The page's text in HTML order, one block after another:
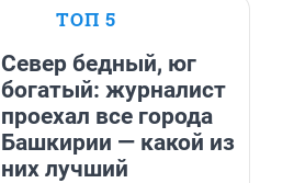
ТОП 5
Север бедный, юг
богатый: журналист
проехал все города
Башкирии — какой из
них лучший